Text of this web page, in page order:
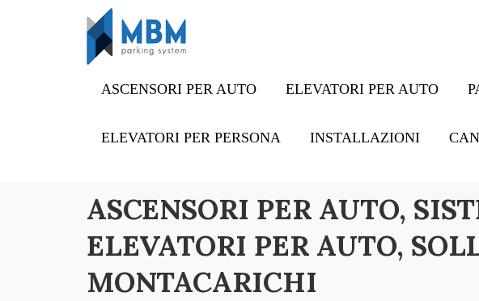
ASCENSORI PER AUTO ELEVATORI PER AUTO
ELEVATORI PER PERSONA INSTALLAZIONI
ASCENSORI PER AUTO,
ELEVATORI PER AUTO,
MONTACARICHI